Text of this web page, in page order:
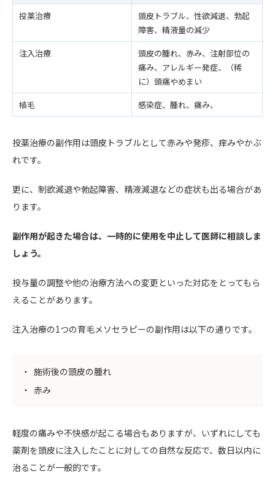
投薬治療
頭皮トラブル、性欲減退、勃起
障害、精液量の減少
注入治療
頭皮の腫れ、赤み、注射部位の
痛み、アレルギー発症、（稀
に）頭痛やめまい
植毛
感染症、腫れ、痛み、
投薬治療の副作用は頭皮トラブルとして赤みや発疹、痒みやかぶ
れです。
更に、制欲減退や勃起障害、精液減退などの症状も出る場合があ
ります。
副作用が起きた場合は、一時的に使用を中止して医師に相談しま
しょう。
投与量の調整や他の治療方法への変更といった対応をとってもら
えることがあります。
注入治療の1つの育毛メソセラピーの副作用は以下の通りです。
施術後の頭皮の腫れ
赤み
軽度の痛みや不快感が起こる場合もありますが、いずれにしても
薬剤を頭皮に注入したことに対しての自然な反応で、数日以内に
治ることが一般的です。